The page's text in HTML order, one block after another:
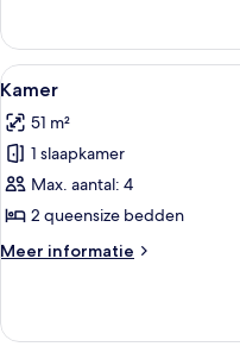
Alle
foto's
voor
Kamer
laden
4
Kamer
51 m²
1 slaapkamer
Max. aantal: 4
2 queensize bedden
Meer informatie
Meer